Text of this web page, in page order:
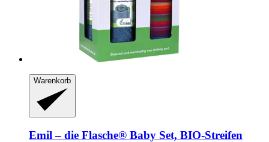
Warenkorb
Emil – die Flasche® Baby Set, BIO-​Streifen